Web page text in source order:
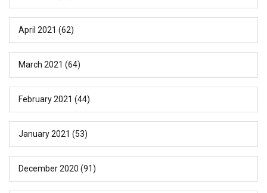
April 2021 (62)
March 2021 (64)
February 2021 (44)
January 2021 (53)
December 2020 (91)